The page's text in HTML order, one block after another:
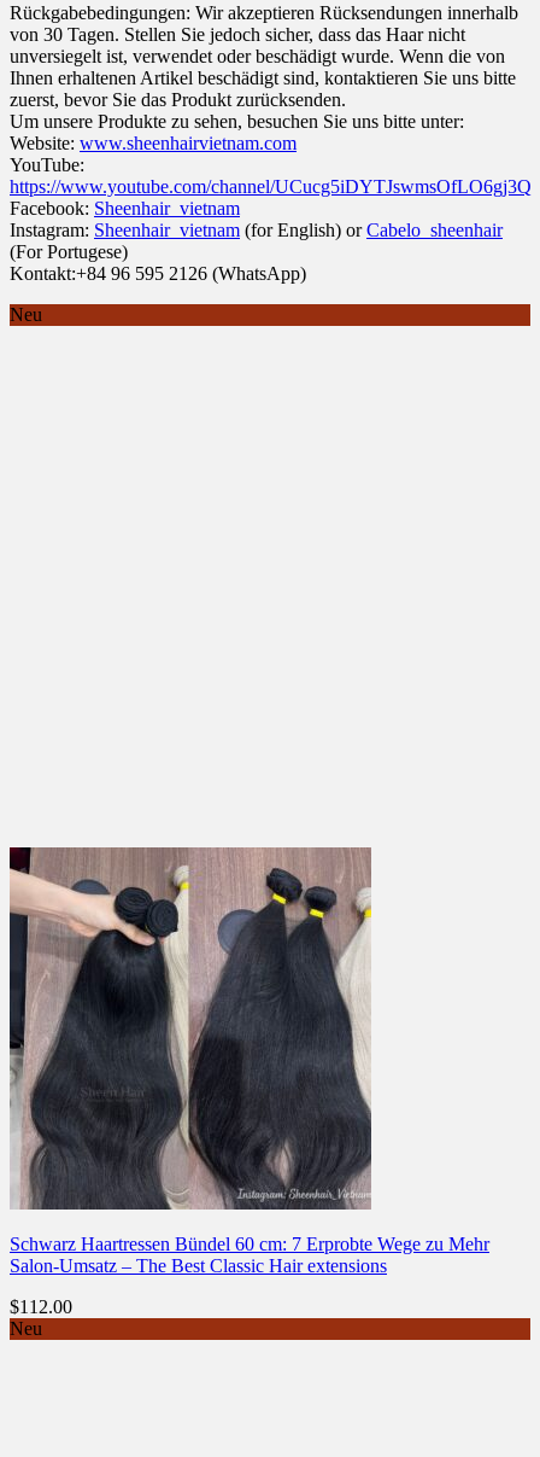
Rückgabebedingungen: Wir akzeptieren Rücksendungen innerhalb
von 30 Tagen. Stellen Sie jedoch sicher, dass das Haar nicht
unversiegelt ist, verwendet oder beschädigt wurde. Wenn die von
Ihnen erhaltenen Artikel beschädigt sind, kontaktieren Sie uns bitte
zuerst, bevor Sie das Produkt zurücksenden.
Um unsere Produkte zu sehen, besuchen Sie uns bitte unter:
Website: www.sheenhairvietnam.com
YouTube:
https://www.youtube.com/channel/UCucg5iDYTJswmsOfLO6gj3Q
Facebook: Sheenhair_vietnam
Instagram: Sheenhair_vietnam (for English) orCabelo_sheenhair
(For Portugese)
Kontakt:+84 96 595 2126 (WhatsApp)
Neu
Schwarz Haartressen Bündel 60 cm: 7 Erprobte Wege zu Mehr
Salon-Umsatz – The Best Classic Hair extensions
$112.00
Neu